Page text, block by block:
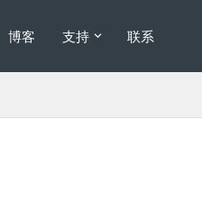
博客 支持 联系